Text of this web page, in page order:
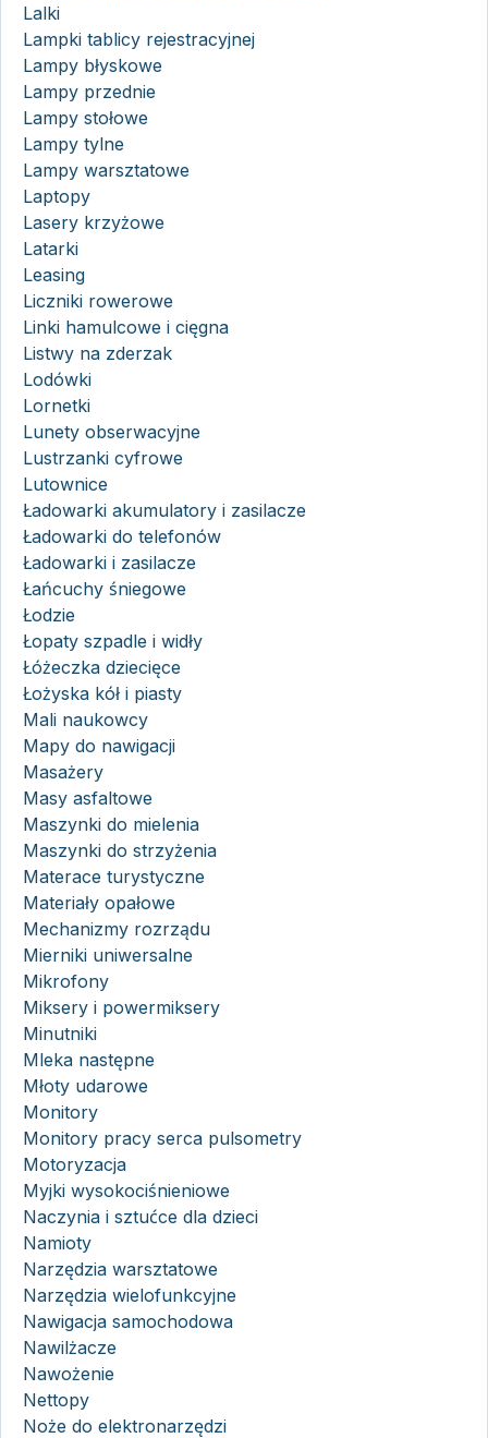
Lalki
Lampki tablicy rejestracyjnej
Lampy błyskowe
Lampy przednie
Lampy stołowe
Lampy tylne
Lampy warsztatowe
Laptopy
Lasery krzyżowe
Latarki
Leasing
Liczniki rowerowe
Linki hamulcowe i cięgna
Listwy na zderzak
Lodówki
Lornetki
Lunety obserwacyjne
Lustrzanki cyfrowe
Lutownice
Ładowarki akumulatory i zasilacze
Ładowarki do telefonów
Ładowarki i zasilacze
Łańcuchy śniegowe
Łodzie
Łopaty szpadle i widły
Łóżeczka dziecięce
Łożyska kół i piasty
Mali naukowcy
Mapy do nawigacji
Masażery
Masy asfaltowe
Maszynki do mielenia
Maszynki do strzyżenia
Materace turystyczne
Materiały opałowe
Mechanizmy rozrządu
Mierniki uniwersalne
Mikrofony
Miksery i powermiksery
Minutniki
Mleka następne
Młoty udarowe
Monitory
Monitory pracy serca pulsometry
Motoryzacja
Myjki wysokociśnieniowe
Naczynia i sztućce dla dzieci
Namioty
Narzędzia warsztatowe
Narzędzia wielofunkcyjne
Nawigacja samochodowa
Nawilżacze
Nawożenie
Nettopy
Noże do elektronarzędzi